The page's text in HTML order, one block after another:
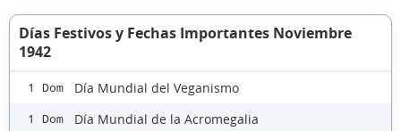
Días Festivos y Fechas Importantes Noviembre
1942
1 Dom Día Mundial del Veganismo
1 Dom Día Mundial de la Acromegalia